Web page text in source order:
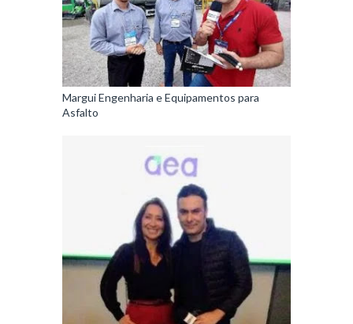
Margui Engenharia e Equipamentos para
Asfalto